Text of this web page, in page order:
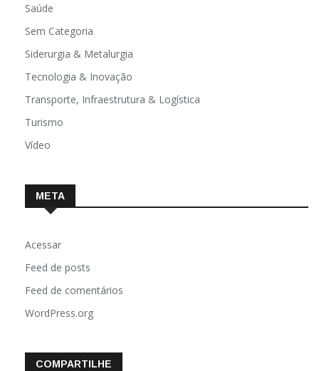
Saúde
Sem Categoria
Siderurgia & Metalurgia
Tecnologia & Inovação
Transporte, Infraestrutura & Logística
Turismo
Vídeo
META
Acessar
Feed de posts
Feed de comentários
WordPress.org
COMPARTILHE